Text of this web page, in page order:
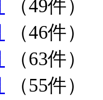
（49件）
（46件）
（63件）
（55件）